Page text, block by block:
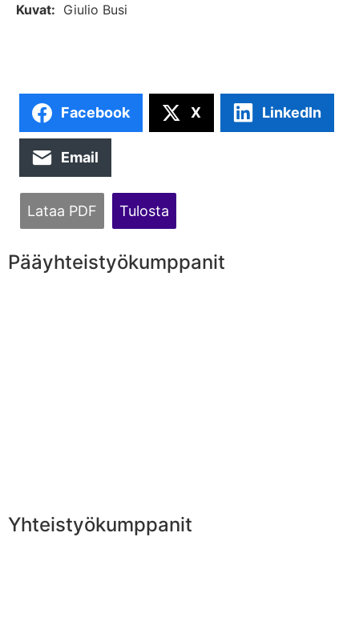
Kuvat: Giulio Busi
Facebook X LinkedIn
Email
Lataa PDF Tulosta
Pääyhteistyökumppanit
Yhteistyökumppanit